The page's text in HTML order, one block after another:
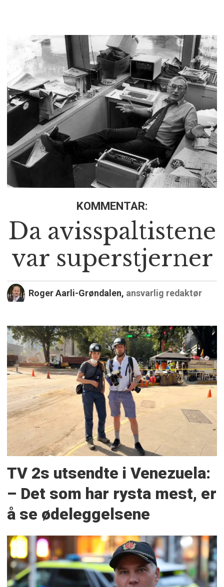
KOMMENTAR:
Da avisspaltistene
var superstjerner
Roger Aarli-Grøndalen, ansvarlig redaktør
TV 2s utsendte i Venezuela:
– Det som har rysta mest, er
å se ødeleggelsene